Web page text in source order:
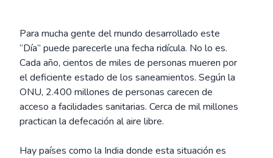
Para mucha gente del mundo desarrollado este
“Día” puede parecerle una fecha ridícula. No lo es.
Cada año, cientos de miles de personas mueren por
el deficiente estado de los saneamientos. Según la
ONU, 2.400 millones de personas carecen de
acceso a facilidades sanitarias. Cerca de mil millones
practican la defecación al aire libre.
Hay países como la India donde esta situación es